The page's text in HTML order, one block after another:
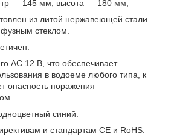
― 145 мм; высота ― 180 мм;
из литой нержавеющей стали
стеклом.
АС 12 В, что обеспечивает
в водоеме любого типа, к
опасность поражения
синий.
и стандартам CE и RoHS.